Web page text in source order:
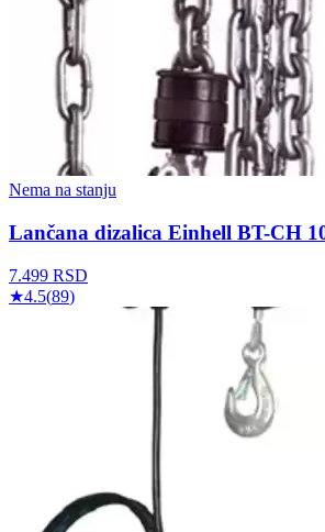
Nema na stanju
Lančana dizalica Einhell BT-CH
7.499 RSD
★4.5(89)